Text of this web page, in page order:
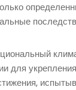
для